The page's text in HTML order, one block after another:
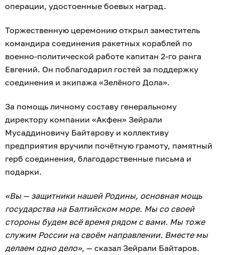
операции, удостоенные боевых наград.
Торжественную церемонию открыл заместитель
командира соединения ракетных кораблей по
военно-политической работе капитан 2-го ранга
Евгений. Он поблагодарил гостей за поддержку
соединения и экипажа «Зелёного Дола».
За помощь личному составу генеральному
директору компании «Акфен» Зейрали
Мусаддиновичу Байтарову и коллективу
предприятия вручили почётную грамоту, памятный
герб соединения, благодарственные письма и
подарки.
«Вы — защитники нашей Родины, основная мощь
государства на Балтийском море. Мы со своей
стороны будем всё время рядом с вами. Мы тоже
служим России на своём направлении. Вместе мы
делаем одно дело», — сказал Зейрали Байтаров.